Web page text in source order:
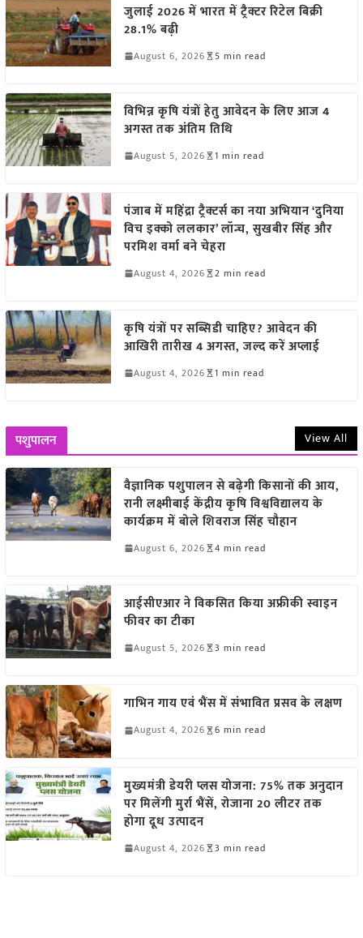
जुलाई 2026 में भारत में ट्रैक्टर रिटेल बिक्री
28.1% बढ़ी
August 6, 2026 5 min read
विभिन्न कृषि यंत्रों हेतु आवेदन के लिए आज 4
अगस्त तक अंतिम तिथि
August 5, 2026 1 min read
पंजाब में महिंद्रा ट्रैक्टर्स का नया अभियान ‘दुनिया
विच इक्को ललकार’ लॉन्च, सुखबीर सिंह और
परमिश वर्मा बने चेहरा
August 4, 2026 2 min read
कृषि यंत्रों पर सब्सिडी चाहिए? आवेदन की
आखिरी तारीख 4 अगस्त, जल्द करें अप्लाई
August 4, 2026 1 min read
पशुपालन View All
वैज्ञानिक पशुपालन से बढ़ेगी किसानों की आय,
रानी लक्ष्मीबाई केंद्रीय कृषि विश्वविद्यालय के
कार्यक्रम में बोले शिवराज सिंह चौहान
August 6, 2026 4 min read
आईसीएआर ने विकसित किया अफ्रीकी स्वाइन
फीवर का टीका
August 5, 2026 3 min read
गाभिन गाय एवं भैंस में संभावित प्रसव के लक्षण
August 4, 2026 6 min read
मुख्यमंत्री डेयरी प्लस योजना: 75% तक अनुदान
पर मिलेंगी मुर्रा भैंसें, रोजाना 20 लीटर तक
होगा दूध उत्पादन
August 4, 2026 3 min read